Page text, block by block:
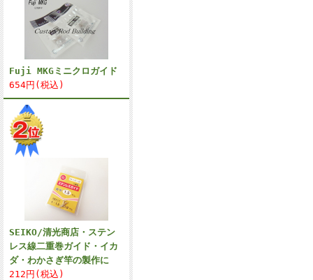
Fuji MKGミニクロガイド
654円(税込)
SEIKO/清光商店・ステン
レス線二重巻ガイド・イカ
ダ・わかさぎ竿の製作に
212円(税込)